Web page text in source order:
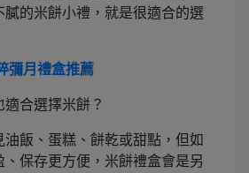
膩的米餅小禮，就是很適合的選
彌月禮盒推薦
合選擇米餅？
飯、蛋糕、餅乾或甜點，但如
、保存更方便，米餅禮盒會是另